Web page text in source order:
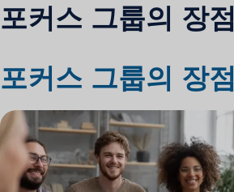
포커스 그룹의 장점
포커스 그룹의 장점